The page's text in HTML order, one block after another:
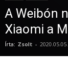
A Weibón
Xiaomi a
Írta: Zsolt - 2020.05.05.